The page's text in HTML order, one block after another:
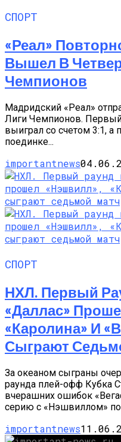
СПОРТ
«Реал»
Вышел В
Чемпионов
Мадридский «Реал»
Лиги Чемпионов. Первый
выиграл со счетом 3:1,
поединке...
importantnews
СПОРТ
НХЛ. Первый
«Даллас»
«Каролина» И
Сыграют
За океаном сыграны
раунда плей-офф Кубка
вчерашних ошибок
серию с «Нэшвиллом»
importantnews